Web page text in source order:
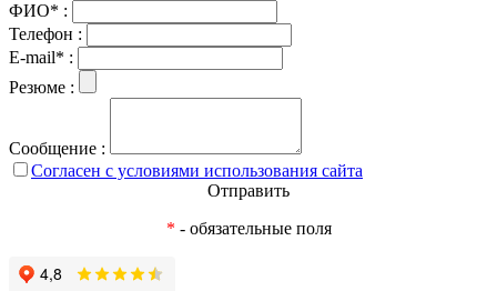
ФИО* :
Телефон :
E-mail* :
Резюме :
Сообщение :
Согласен с условиями использования сайта
Отправить
* - обязательные поля